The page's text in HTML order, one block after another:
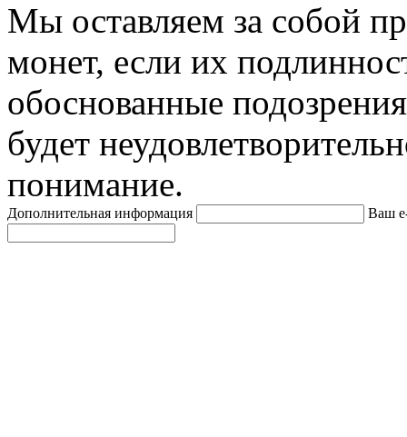
Мы оставляем за собой
монет, если их
обоснованные
будет
понимание.
Дополнительная информация Ваш